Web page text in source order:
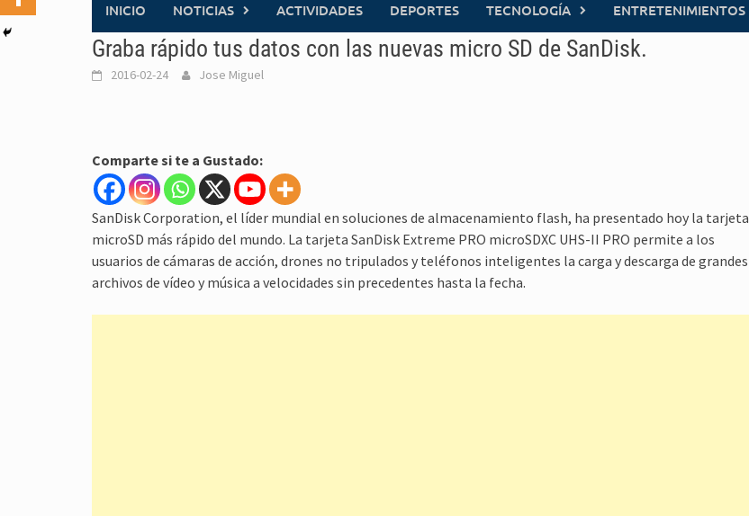
INICIO NOTICIAS ACTIVIDADES DEPORTES TECNOLOGÍA ENTRETENIMIENTOS
Graba rápido tus datos con las nuevas micro SD de SanDisk.
2016-02-24 Jose Miguel
Comparte si te a Gustado:
SanDisk Corporation, el líder mundial en soluciones de almacenamiento flash, ha presentado hoy la tarjeta
microSD más rápido del mundo. La tarjeta SanDisk Extreme PRO microSDXC UHS-II PRO permite a los
usuarios de cámaras de acción, drones no tripulados y teléfonos inteligentes la carga y descarga de grandes
archivos de vídeo y música a velocidades sin precedentes hasta la fecha.